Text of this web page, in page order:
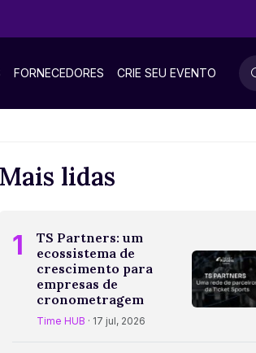
FORNECEDORES CRIE SEU EVENTO
Mais lidas
1
TS Partners: um
ecossistema de
crescimento para
empresas de
cronometragem
Time HUB · 17 jul, 2026